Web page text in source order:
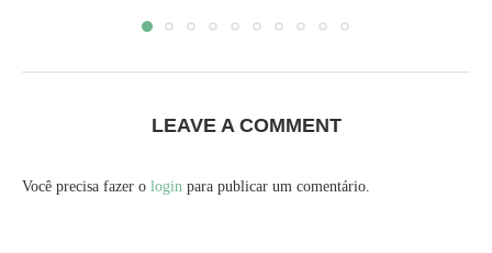
LEAVE A COMMENT
Você precisa fazer o login para publicar um comentário.